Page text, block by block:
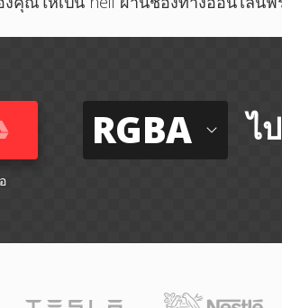
RGBA ไ